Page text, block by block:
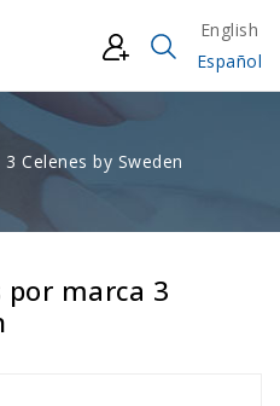
English
Español
3 Celenes by Sweden
marca 3